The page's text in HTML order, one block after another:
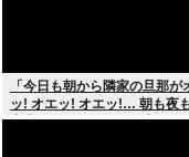
「今日も朝から隣家の旦那が
ッ! オエッ! オエッ!… 朝も夜
事中もかなりえづきの音がし